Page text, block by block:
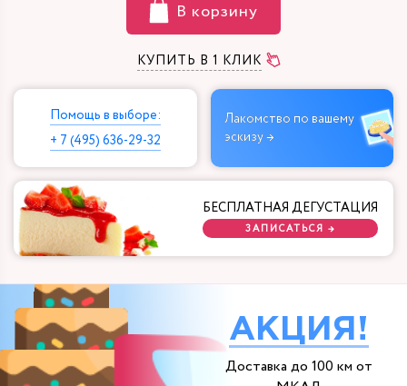
В корзину
КУПИТЬ В 1 КЛИК
Помощь в выборе:
+ 7 (495) 636-29-32
Лакомство по вашему
эскизу →
БЕСПЛАТНАЯ ДЕГУСТАЦИЯ
ЗАПИСАТЬСЯ →
АКЦИЯ!
Доставка до 100 км от